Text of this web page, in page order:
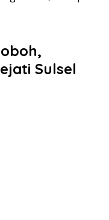
Sulsel